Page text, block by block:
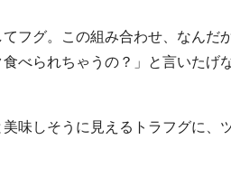
フグ。この組み合わせ、なんだ
べられちゃうの？」と言いたげ
味しそうに見えるトラフグに、